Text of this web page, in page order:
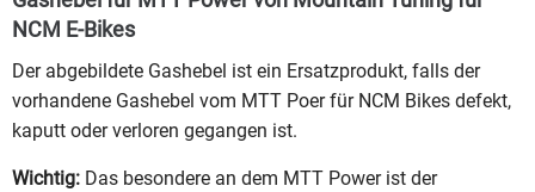
NCM E-Bikes
Der abgebildete Gashebel ist ein Ersatzprodukt, falls der
vorhandene Gashebel vom MTT Poer für NCM Bikes defekt,
kaputt oder verloren gegangen ist.
Wichtig: Das besondere an dem MTT Power ist der